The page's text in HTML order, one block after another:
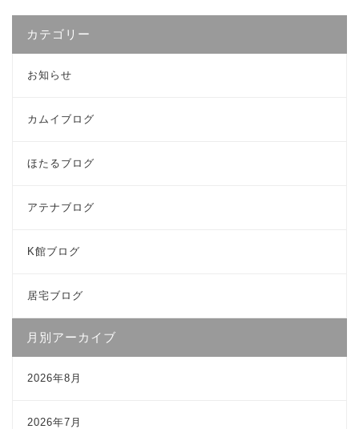
カテゴリー
お知らせ
カムイブログ
ほたるブログ
アテナブログ
K館ブログ
居宅ブログ
月別アーカイブ
2026年8月
2026年7月